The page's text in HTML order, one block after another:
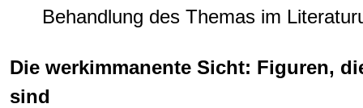
Behandlung des Themas im
Die werkimmanente Sicht: Figuren,
sind